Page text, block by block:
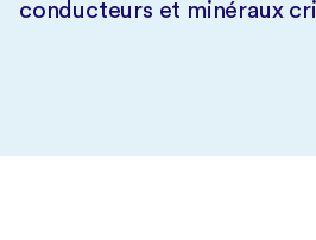
conducteurs et minéraux